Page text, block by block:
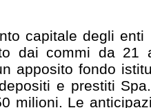
capitale degli
dai commi da 21
apposito fondo
e prestiti
milioni. Le